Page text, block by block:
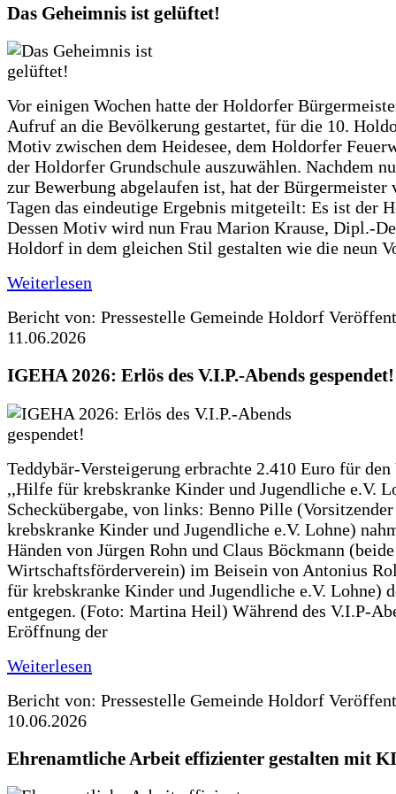
Das Geheimnis ist gelüftet!
Vor einigen Wochen hatte der Holdorfer
Aufruf an die Bevölkerung gestartet, für die 10.
Motiv zwischen dem Heidesee, dem Holdorfer
der Holdorfer Grundschule auszuwählen. Nachdem
zur Bewerbung abgelaufen ist, hat der Bürgermeister
Tagen das eindeutige Ergebnis mitgeteilt: Es ist der
Dessen Motiv wird nun Frau Marion Krause, Dipl.-
Holdorf in dem gleichen Stil gestalten wie die neun
Weiterlesen
Bericht von: Pressestelle Gemeinde Holdorf
11.06.2026
IGEHA 2026: Erlös des V.I.P.-Abends gespendet!
Teddybär-Versteigerung erbrachte 2.410 Euro für den
,,Hilfe für krebskranke Kinder und Jugendliche e.V.
Scheckübergabe, von links: Benno Pille
krebskranke Kinder und Jugendliche e.V. Lohne)
Händen von Jürgen Rohn und Claus Böckmann
Wirtschaftsförderverein) im Beisein von Antonius
für krebskranke Kinder und Jugendliche e.V. Lohne)
entgegen. (Foto: Martina Heil) Während des V.I.P-
Eröffnung der
Weiterlesen
Bericht von: Pressestelle Gemeinde Holdorf
10.06.2026
Ehrenamtliche Arbeit effizienter gestalten mit KI